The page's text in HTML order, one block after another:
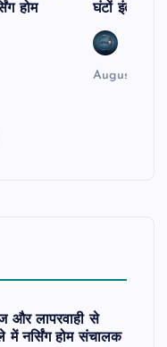
होम
घंटों इंतजार
August 6,
और लापरवाही से
में नर्सिंग होम संचालक